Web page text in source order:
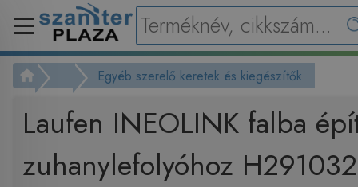
... Egyéb szerelő keretek és kiegészítők
Laufen INEOLINK falba
zuhanylefolyóhoz